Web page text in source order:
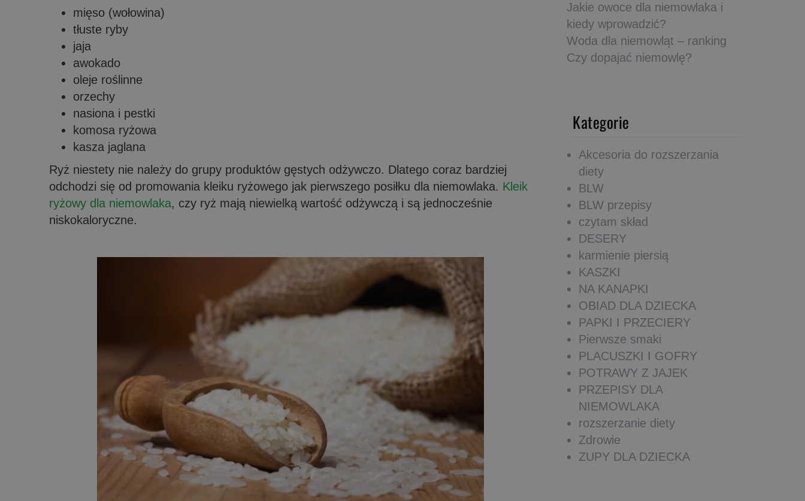
mięso (wołowina)
tłuste ryby
jaja
awokado
oleje roślinne
orzechy
nasiona i pestki
komosa ryżowa
kasza jaglana
Ryż niestety nie należy do grupy produktów gęstych odżywczo. Dlatego coraz bardziej
odchodzi się od promowania kleiku ryżowego jak pierwszego posiłku dla niemowlaka. Kleik
ryżowy dla niemowlaka, czy ryż mają niewielką wartość odżywczą i są jednocześnie
niskokaloryczne.
Jakie owoce dla niemowlaka i
kiedy wprowadzić?
Woda dla niemowląt – ranking
Czy dopajać niemowlę?
Kategorie
Akcesoria do rozszerzania
diety
BLW
BLW przepisy
czytam skład
DESERY
karmienie piersią
KASZKI
NA KANAPKI
OBIAD DLA DZIECKA
PAPKI I PRZECIERY
Pierwsze smaki
PLACUSZKI I GOFRY
POTRAWY Z JAJEK
PRZEPISY DLA
NIEMOWLAKA
rozszerzanie diety
Zdrowie
ZUPY DLA DZIECKA